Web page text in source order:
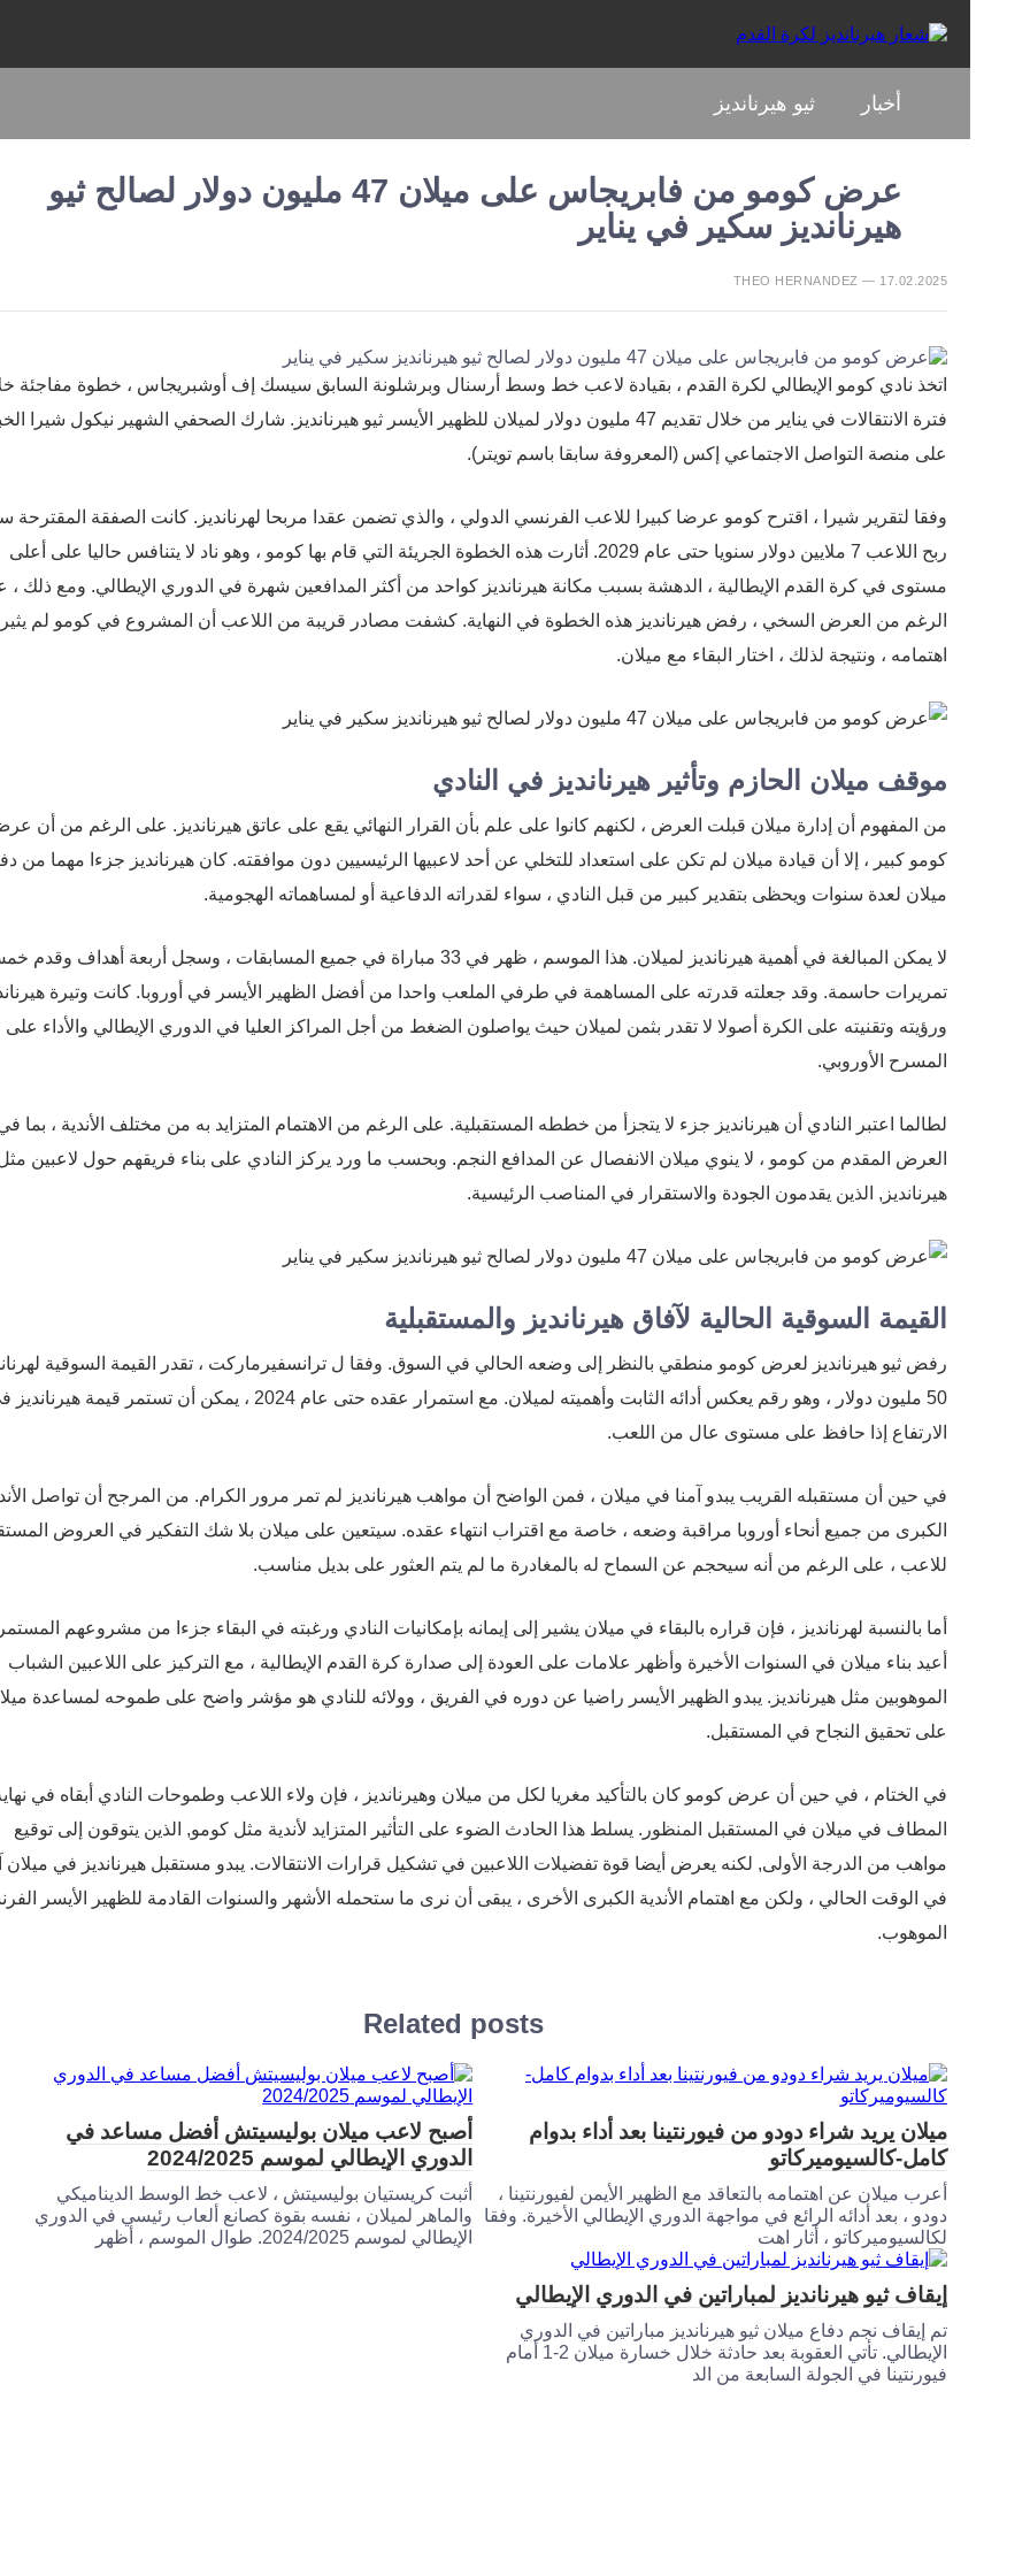
أخبار ثيو هيرنانديز
عرض كومو من فابريجاس على ميلان 47 مليون دولار لصالح ثيو
هيرنانديز سكير في يناير
THEO HERNANDEZ — 17.02.2025
اتخذ نادي كومو الإيطالي لكرة القدم ، بقيادة لاعب خط وسط أرسنال وبرشلونة السابق سيسك إف أوشبريجاس ، خطوة مفاجئة
فترة الانتقالات في يناير من خلال تقديم 47 مليون دولار لميلان للظهير الأيسر ثيو هيرنانديز. شارك الصحفي الشهير نيكول شيرا
على منصة التواصل الاجتماعي إكس (المعروفة سابقا باسم تويتر).
وفقا لتقرير شيرا ، اقترح كومو عرضا كبيرا للاعب الفرنسي الدولي ، والذي تضمن عقدا مربحا لهرنانديز. كانت الصفقة المقترحة
ربح اللاعب 7 ملايين دولار سنويا حتى عام 2029. أثارت هذه الخطوة الجريئة التي قام بها كومو ، وهو ناد لا يتنافس حاليا على أعلى
مستوى في كرة القدم الإيطالية ، الدهشة بسبب مكانة هيرنانديز كواحد من أكثر المدافعين شهرة في الدوري الإيطالي. ومع ذلك ،
الرغم من العرض السخي ، رفض هيرنانديز هذه الخطوة في النهاية. كشفت مصادر قريبة من اللاعب أن المشروع في كومو لم يثير
اهتمامه ، ونتيجة لذلك ، اختار البقاء مع ميلان.
موقف ميلان الحازم وتأثير هيرنانديز في النادي
من المفهوم أن إدارة ميلان قبلت العرض ، لكنهم كانوا على علم بأن القرار النهائي يقع على عاتق هيرنانديز. على الرغم من أن
كومو كبير ، إلا أن قيادة ميلان لم تكن على استعداد للتخلي عن أحد لاعبيها الرئيسيين دون موافقته. كان هيرنانديز جزءا مهما من
ميلان لعدة سنوات ويحظى بتقدير كبير من قبل النادي ، سواء لقدراته الدفاعية أو لمساهماته الهجومية.
لا يمكن المبالغة في أهمية هيرنانديز لميلان. هذا الموسم ، ظهر في 33 مباراة في جميع المسابقات ، وسجل أربعة أهداف
تمريرات حاسمة. وقد جعلته قدرته على المساهمة في طرفي الملعب واحدا من أفضل الظهير الأيسر في أوروبا. كانت وتيرة
ورؤيته وتقنيته على الكرة أصولا لا تقدر بثمن لميلان حيث يواصلون الضغط من أجل المراكز العليا في الدوري الإيطالي والأداء على
المسرح الأوروبي.
لطالما اعتبر النادي أن هيرنانديز جزء لا يتجزأ من خططه المستقبلية. على الرغم من الاهتمام المتزايد به من مختلف الأندية ، بما
العرض المقدم من كومو ، لا ينوي ميلان الانفصال عن المدافع النجم. وبحسب ما ورد يركز النادي على بناء فريقهم حول لاعبين
هيرنانديز, الذين يقدمون الجودة والاستقرار في المناصب الرئيسية.
القيمة السوقية الحالية لآفاق هيرنانديز والمستقبلية
رفض ثيو هيرنانديز لعرض كومو منطقي بالنظر إلى وضعه الحالي في السوق. وفقا ل ترانسفيرماركت ، تقدر القيمة السوقية
50 مليون دولار ، وهو رقم يعكس أدائه الثابت وأهميته لميلان. مع استمرار عقده حتى عام 2024 ، يمكن أن تستمر قيمة
الارتفاع إذا حافظ على مستوى عال من اللعب.
في حين أن مستقبله القريب يبدو آمنا في ميلان ، فمن الواضح أن مواهب هيرنانديز لم تمر مرور الكرام. من المرجح أن تواصل
الكبرى من جميع أنحاء أوروبا مراقبة وضعه ، خاصة مع اقتراب انتهاء عقده. سيتعين على ميلان بلا شك التفكير في العروض
للاعب ، على الرغم من أنه سيحجم عن السماح له بالمغادرة ما لم يتم العثور على بديل مناسب.
أما بالنسبة لهرنانديز ، فإن قراره بالبقاء في ميلان يشير إلى إيمانه بإمكانيات النادي ورغبته في البقاء جزءا من مشروعهم
أعيد بناء ميلان في السنوات الأخيرة وأظهر علامات على العودة إلى صدارة كرة القدم الإيطالية ، مع التركيز على اللاعبين الشباب
الموهوبين مثل هيرنانديز. يبدو الظهير الأيسر راضيا عن دوره في الفريق ، وولائه للنادي هو مؤشر واضح على طموحه لمساعدة
على تحقيق النجاح في المستقبل.
في الختام ، في حين أن عرض كومو كان بالتأكيد مغريا لكل من ميلان وهيرنانديز ، فإن ولاء اللاعب وطموحات النادي أبقاه في
المطاف في ميلان في المستقبل المنظور. يسلط هذا الحادث الضوء على التأثير المتزايد لأندية مثل كومو, الذين يتوقون إلى توقيع
مواهب من الدرجة الأولى, لكنه يعرض أيضا قوة تفضيلات اللاعبين في تشكيل قرارات الانتقالات. يبدو مستقبل هيرنانديز في ميلان
في الوقت الحالي ، ولكن مع اهتمام الأندية الكبرى الأخرى ، يبقى أن نرى ما ستحمله الأشهر والسنوات القادمة للظهير الأيسر
الموهوب.
Related posts
ميلان يريد شراء دودو من فيورنتينا بعد أداء بدوام
كامل-كالسيوميركاتو
أعرب ميلان عن اهتمامه بالتعاقد مع الظهير الأيمن لفيورنتينا ،
دودو ، بعد أدائه الرائع في مواجهة الدوري الإيطالي الأخيرة. وفقا
لكالسيوميركاتو ، أثار اهت
أصبح لاعب ميلان بوليسيتش أفضل مساعد في
الدوري الإيطالي لموسم 2024/2025
أثبت كريستيان بوليسيتش ، لاعب خط الوسط الديناميكي
والماهر لميلان ، نفسه بقوة كصانع ألعاب رئيسي في الدوري
الإيطالي لموسم 2024/2025. طوال الموسم ، أظهر
إيقاف ثيو هيرنانديز لمباراتين في الدوري الإيطالي
تم إيقاف نجم دفاع ميلان ثيو هيرنانديز مباراتين في الدوري
الإيطالي. تأتي العقوبة بعد حادثة خلال خسارة ميلان 2-1 أمام
فيورنتينا في الجولة السابعة من الد